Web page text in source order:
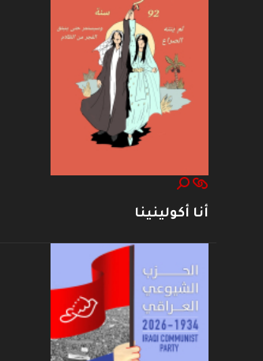
أنا أكولينينا